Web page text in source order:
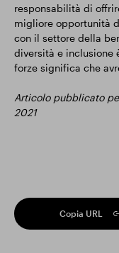
responsabilità di
migliore opportunità
con il settore della
diversità e inclusione
forze significa che
Articolo pubblicato
2021
Copia URL